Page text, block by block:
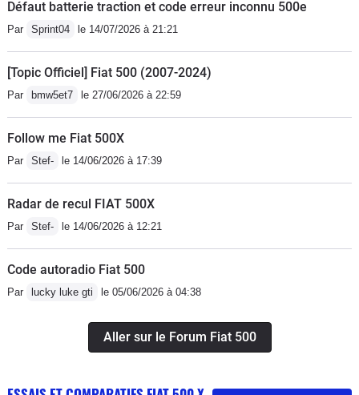
Défaut batterie traction et code erreur inconnu 500e
Par Sprint04 le 14/07/2026 à 21:21
[Topic Officiel] Fiat 500 (2007-2024)
Par bmw5et7 le 27/06/2026 à 22:59
Follow me Fiat 500X
Par Stef- le 14/06/2026 à 17:39
Radar de recul FIAT 500X
Par Stef- le 14/06/2026 à 12:21
Code autoradio Fiat 500
Par lucky luke gti le 05/06/2026 à 04:38
Aller sur le Forum Fiat 500